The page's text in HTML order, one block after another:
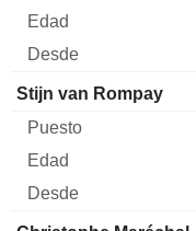
Stijn van Rompay